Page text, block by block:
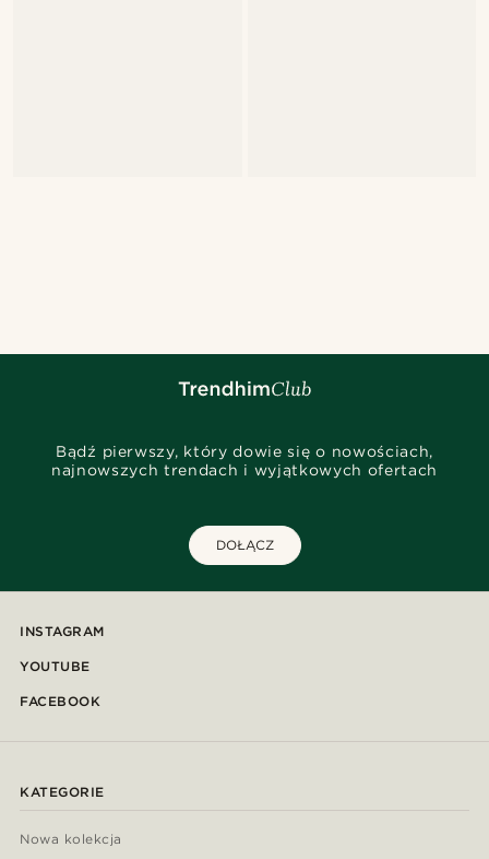
Bądź pierwszy, który dowie się o nowościach,
najnowszych trendach i wyjątkowych ofertach
DOŁĄCZ
INSTAGRAM
YOUTUBE
FACEBOOK
KATEGORIE
Nowa kolekcja